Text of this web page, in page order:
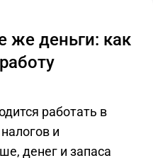
же деньги: как
работать в
и
денег и запаса